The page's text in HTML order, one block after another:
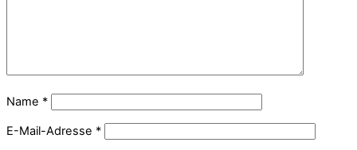
Name *
E-Mail-Adresse *